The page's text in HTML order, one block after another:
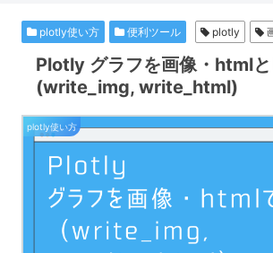
plotly使い方 便利ツール plotly
Plotly グラフを画像・html
(write_img, write_html)
plotly使い方